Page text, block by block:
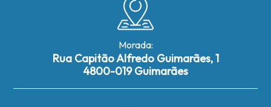
Morada:
Rua Capitão Alfredo Guimarães, 1
4800-019 Guimarães